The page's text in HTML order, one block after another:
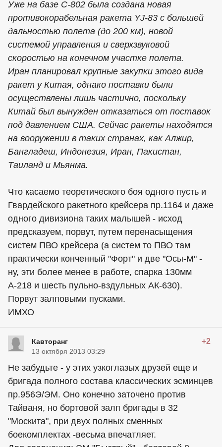
Уже на базе С-802 была создана новая
противокорабельная ракета YJ-83 с большей
дальностью полета (до 200 км), новой
системой управления и сверхзвуковой
скоростью на конечном участке полета.
Иран планировал крупные закупки этого вида
ракет у Китая, однако поставки были
осуществлены лишь частично, поскольку
Китай был вынужден отказаться от поставок
под давлением США. Сейчас ракеты находятся
на вооружении в таких странах, как Алжир,
Бангладеш, Индонезия, Иран, Пакистан,
Таиланд и Мьянма.
Что касаемо теоретического боя одного пусть и
Гвардейского ракетного крейсера пр.1164 и даже
одного дивизиона таких малышей - исход
предсказуем, порвут, путем перенасыщения
систем ПВО крейсера (а систем то ПВО там
практически конченный "Форт" и две "Осы-М" -
ну, эти более менее в работе, спарка 130мм
А-218 и шесть пульно-вздульных АК-630).
Порвут залповыми пусками.
ИМХО
Кавторанг +2
13 октября 2013 03:29
Не забудьте - у этих узкоглазых друзей еще и
бригада полного состава классических эсминцев
пр.956Э/ЭМ. Оно конечно заточено против
Тайваня, но бортовой залп бригады в 32
"Москита", при двух полных сменных
боекомплектах -весьма впечатляет.